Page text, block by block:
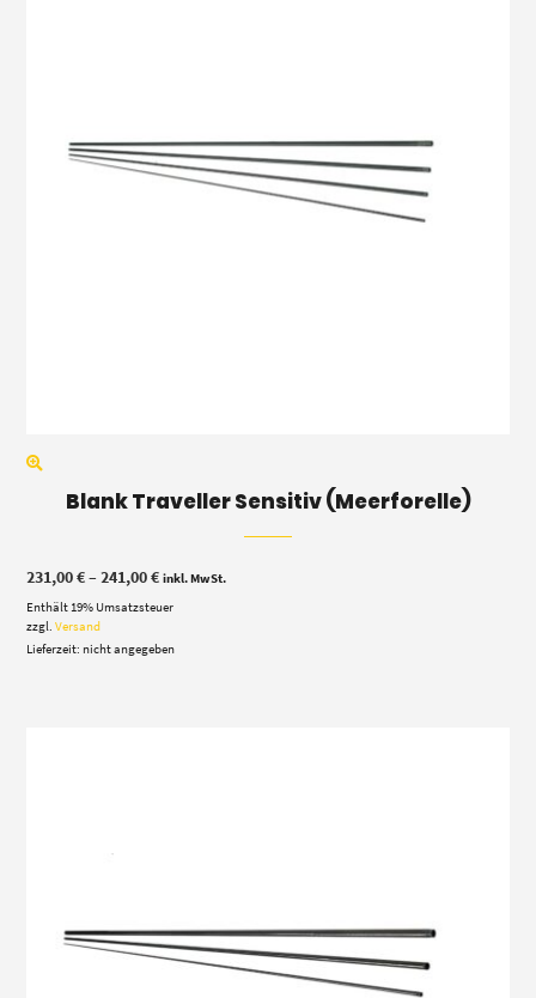
Blank Traveller Sensitiv (Meerforelle)
231,00€–241,00€Preisspanne:
bis
inkl. MwSt.
Enthält 19% Umsatzsteuer
zzgl.Versand
Lieferzeit: nicht angegeben